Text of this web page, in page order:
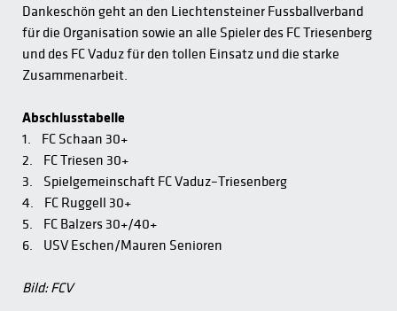
Dankeschön geht an den Liechtensteiner Fussballverband
für die Organisation sowie an alle Spieler des FC Triesenberg
und des FC Vaduz für den tollen Einsatz und die starke
Zusammenarbeit.
Abschlusstabelle
1. FC Schaan 30+
2. FC Triesen 30+
3. Spielgemeinschaft FC Vaduz–Triesenberg
4. FC Ruggell 30+
5. FC Balzers 30+/40+
6. USV Eschen/Mauren Senioren
Bild: FCV